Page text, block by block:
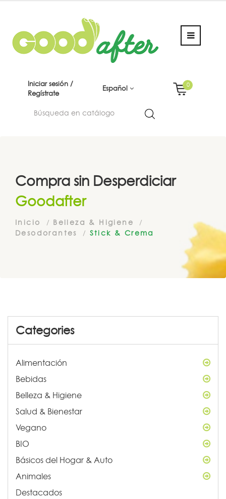
Iniciar sesión /
Regístrate
Español
0
Compra sin Desperdiciar
Goodafter
Inicio
Belleza & Higiene
Desodorantes
Stick & Crema
Categories
Alimentación
Bebidas
Belleza & Higiene
Salud & Bienestar
Vegano
BIO
Básicos del Hogar & Auto
Animales
Destacados